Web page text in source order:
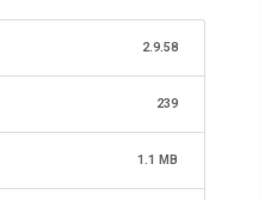
2.9.58
239
1.1 MB